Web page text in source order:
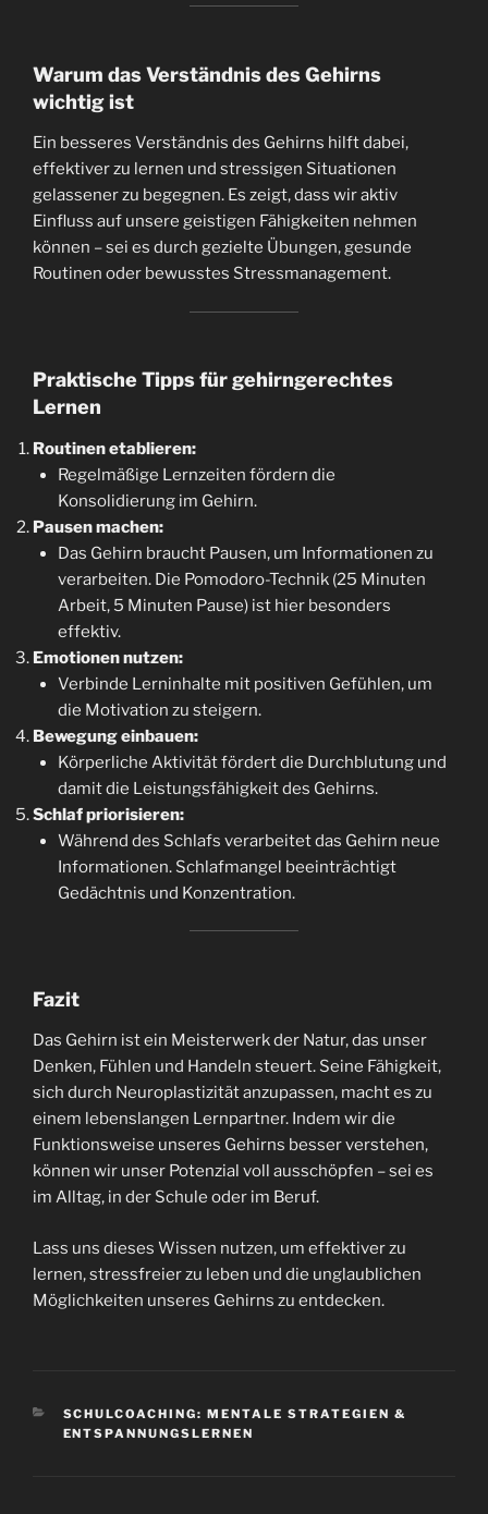
Warum das Verständnis des Gehirns
wichtig ist
Ein besseres Verständnis des Gehirns hilft dabei,
effektiver zu lernen und stressigen Situationen
gelassener zu begegnen. Es zeigt, dass wir aktiv
Einfluss auf unsere geistigen Fähigkeiten nehmen
können – sei es durch gezielte Übungen, gesunde
Routinen oder bewusstes Stressmanagement.
Praktische Tipps für gehirngerechtes
Lernen
Routinen etablieren:
Regelmäßige Lernzeiten fördern die
Konsolidierung im Gehirn.
Pausen machen:
Das Gehirn braucht Pausen, um Informationen zu
verarbeiten. Die Pomodoro-Technik (25 Minuten
Arbeit, 5 Minuten Pause) ist hier besonders
effektiv.
Emotionen nutzen:
Verbinde Lerninhalte mit positiven Gefühlen, um
die Motivation zu steigern.
Bewegung einbauen:
Körperliche Aktivität fördert die Durchblutung und
damit die Leistungsfähigkeit des Gehirns.
Schlaf priorisieren:
Während des Schlafs verarbeitet das Gehirn neue
Informationen. Schlafmangel beeinträchtigt
Gedächtnis und Konzentration.
Fazit
Das Gehirn ist ein Meisterwerk der Natur, das unser
Denken, Fühlen und Handeln steuert. Seine Fähigkeit,
sich durch Neuroplastizität anzupassen, macht es zu
einem lebenslangen Lernpartner. Indem wir die
Funktionsweise unseres Gehirns besser verstehen,
können wir unser Potenzial voll ausschöpfen – sei es
im Alltag, in der Schule oder im Beruf.
Lass uns dieses Wissen nutzen, um effektiver zu
lernen, stressfreier zu leben und die unglaublichen
Möglichkeiten unseres Gehirns zu entdecken.
KATEGORIEN
SCHULCOACHING: MENTALE STRATEGIEN &
ENTSPANNUNGSLERNEN